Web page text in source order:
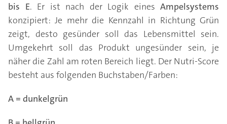
bis E. Er ist nach der Logik eines Ampelsystems
konzipiert: Je mehr die Kennzahl in Richtung Grün
zeigt, desto gesünder soll das Lebensmittel sein.
Umgekehrt soll das Produkt ungesünder sein, je
näher die Zahl am roten Bereich liegt. Der Nutri-Score
besteht aus folgenden Buchstaben/Farben:
A = dunkelgrün